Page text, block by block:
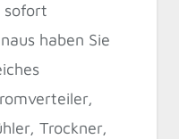
sofort
haben Sie
Trockner,